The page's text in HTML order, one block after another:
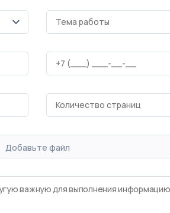
Добавьте файл